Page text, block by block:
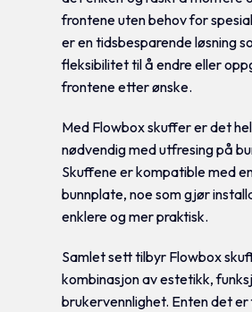
frontene uten behov for
er en tidsbesparende løsning
fleksibilitet til å endre eller
frontene etter ønske.
Med Flowbox skuffer er det
nødvendig med utfresing på
Skuffene er kompatible med
bunnplate, noe som gjør
enklere og mer praktisk.
Samlet sett tilbyr Flowbox
kombinasjon av estetikk,
brukervennlighet. Enten det